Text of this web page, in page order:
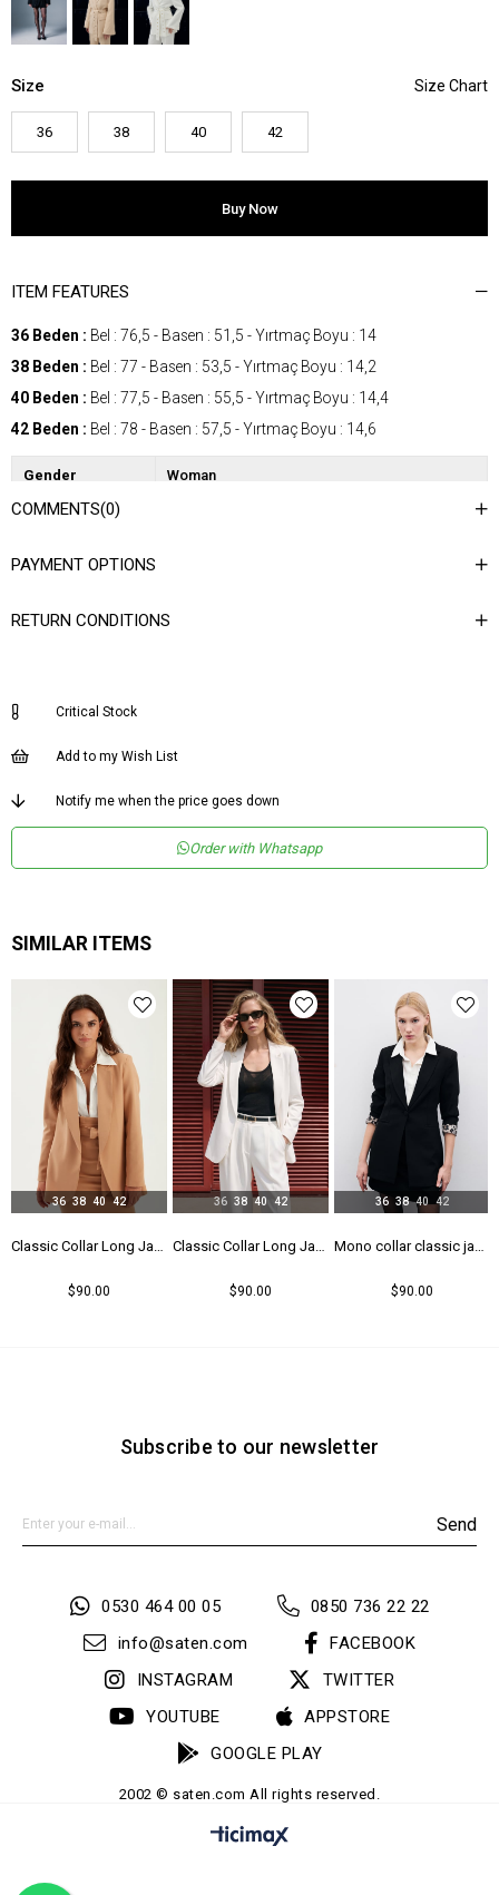
Size
36 38 40 42
ITEM FEATURES
36 Beden : Bel : 76,5 - Basen : 51,5 - Yırtmaç Boyu : 14
38 Beden : Bel : 77 - Basen : 53,5 - Yırtmaç Boyu : 14,2
40 Beden : Bel : 77,5 - Basen : 55,5 - Yırtmaç Boyu : 14,4
42 Beden : Bel : 78 - Basen : 57,5 - Yırtmaç Boyu : 14,6
Gender Woman
Category
Dokuma Tipi Düz Dokuma
Boy Normal Boy
Regular
COMMENTS(0)
PAYMENT OPTIONS
RETURN CONDITIONS
Critical Stock
Add to my Wish List
Notify me when the price goes down
Order with Whatsapp
SIMILAR ITEMS
Classic Collar Long Jacket - Camel
$90.00
36 38 40 42
Classic Collar Long Jacket - Ecru
$90.00
36 38 40 42
Mono collar classic jacket - Black
$90.00
36 38 40 42
Subscribe to our newsletter
Send
0530 464 00 05
0850 736 22 22
info@saten.com
FACEBOOK
INSTAGRAM
TWITTER
YOUTUBE
APPSTORE
GOOGLE PLAY
2002 © saten.com All rights reserved.